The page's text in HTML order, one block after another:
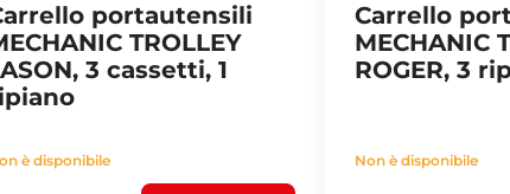
portautensili
TROLLEY
3 cassetti, 1
è disponibile
Carrello
MECHANIC
ROGER, 3
Non è disponibile